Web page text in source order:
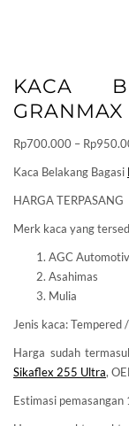
KACA
GRANMAX
Rp700.000 – Rp
Kaca Belakang Bagasi
HARGA TERPASANG
Merk kaca yang
AGC
Asahimas
Mulia
Jenis kaca: Tempered
Harga sudah
Sikaflex 255 Ultra,
Estimasi pemasangan